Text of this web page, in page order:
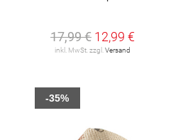
17,99 € 12,99 €
inkl. MwSt. zzgl. Versand
-35%